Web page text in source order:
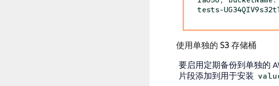
tests-
使用单独的 S3 存储桶
要启用定期备份到单独的
片段添加到用于安装